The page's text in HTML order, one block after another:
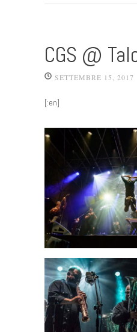
CGS @
SETTEMBRE 15, 2017
[:en]